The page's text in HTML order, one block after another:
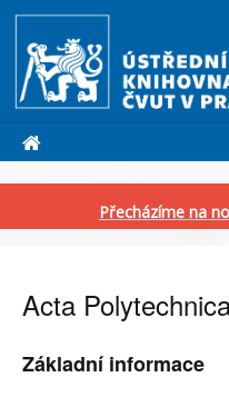
Přecházíme na
Acta
Základní informace